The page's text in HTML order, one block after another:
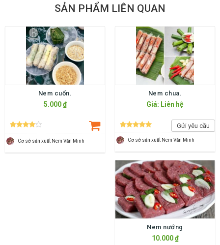
SẢN PHẨM LIÊN QUAN
Nem cuốn.
5.000 ₫
Cơ sở sản xuất Nem Văn Minh
Nem chua.
Giá: Liên hệ
Gửi yêu cầu
Cơ sở sản xuất Nem Văn Minh
Nem nướng
10.000 ₫